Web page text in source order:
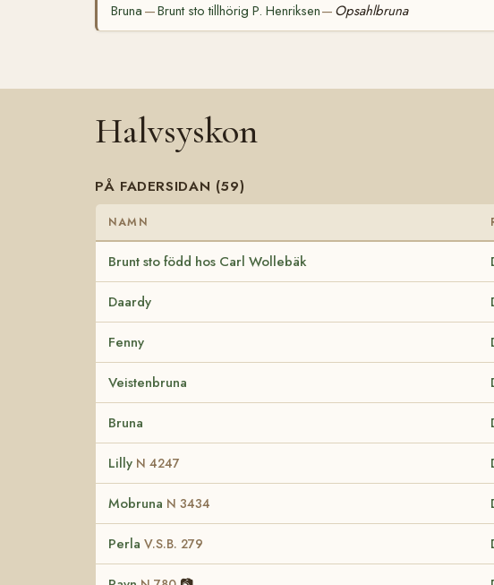
Bruna —Brunt sto tillhörig P. Henriksen— Opsahlbruna
Halvsyskon
PÅ FADERSIDAN (59)
NAMN
Brunt sto född hos Carl Wollebäk
Daardy
Fenny
Veistenbruna
Bruna
Lilly N 4247
Mobruna N 3434
Perla V.S.B. 279